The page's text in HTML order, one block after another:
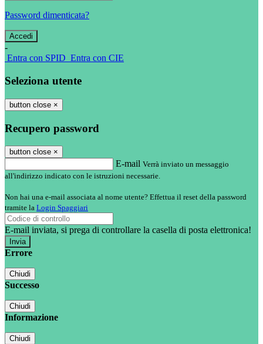
Password dimenticata?
-
Entra con SPID Entra con CIE
Seleziona utente
button close ×
Recupero password
button close ×
E-mail Verrà inviato un messaggio
all'indirizzo indicato con le istruzioni necessarie.
Non hai una e-mail associata al nome utente? Effettua il reset della password
tramite la Login Spaggiari
E-mail inviata, si prega di controllare la casella di posta elettronica!
Errore
Chiudi
Successo
Chiudi
Informazione
Chiudi